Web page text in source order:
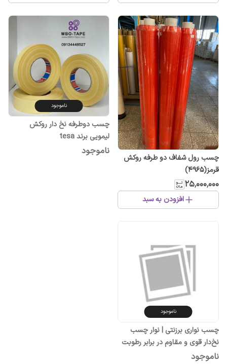
چسب رول شفاف دو طرفه روکش
قرمز(۴۹۶۵)
۲۵٬۰۰۰٬۰۰۰
افزودن به سبد
ناموجود
چسب دوطرفه نخ دار روکش
لیمویی برند tesa
ناموجود
ناموجود
چسب نواری برزنتی | نوار چسب
نخ‌دار قوی و مقاوم در برابر رطوبت
و دما
ناموجود